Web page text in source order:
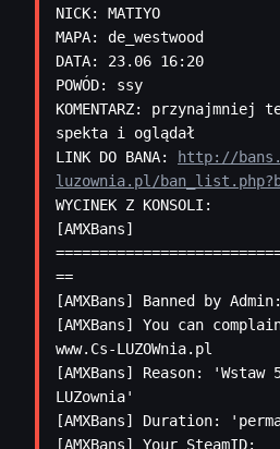
NICK: MATIYO
MAPA: de_westwood
DATA: 23.06 16:20
POWÓD: ssy
KOMENTARZ: przynajmniej
spekta i oglądał
LINK DO BANA:
http://
luzownia.pl/
WYCINEK Z KONSOLI:
[AMXBans]
==
[AMXBans] Banned by
[AMXBans] You can
www.Cs-LUZOWnia.pl
[AMXBans] Reason: 'Wstaw
LUZownia'
[AMXBans] Duration:
[AMXBans] Your SteamID: